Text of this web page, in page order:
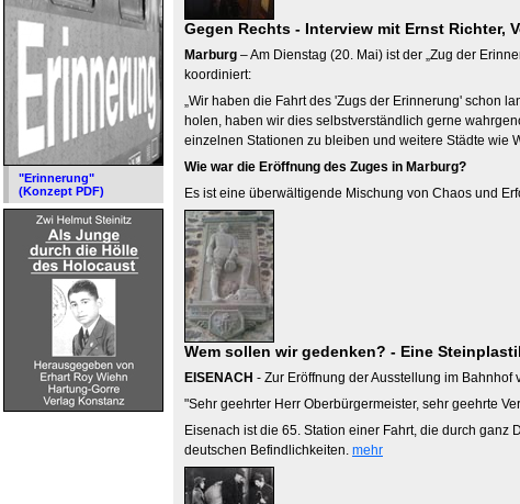
"Erinnerung"
(Konzept PDF)
Gegen Rechts - Interview mit Ernst Richter,
Marburg – Am Dienstag (20. Mai) ist der „Zug der
koordiniert:
„Wir haben die Fahrt des 'Zugs der Erinnerung' schon
holen, haben wir dies selbstverständlich gerne
einzelnen Stationen zu bleiben und weitere Städte wie
Wie war die Eröffnung des Zuges in Marburg?
Es ist eine überwältigende Mischung von Chaos und
Wem sollen wir gedenken? - Eine
EISENACH - Zur Eröffnung der Ausstellung im
"Sehr geehrter Herr Oberbürgermeister, sehr geehrte
Eisenach ist die 65. Station einer Fahrt, die durch
deutschen Befindlichkeiten. mehr